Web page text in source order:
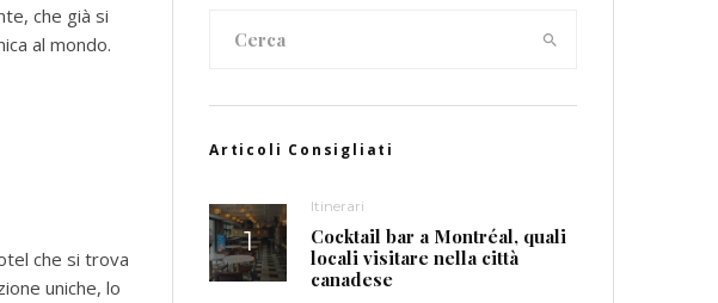
che già si
al mondo.
che si trova
uniche, lo
Articoli Consigliati
Itinerari
Cocktail bar a Montréal, quali
locali visitare nella città
canadese